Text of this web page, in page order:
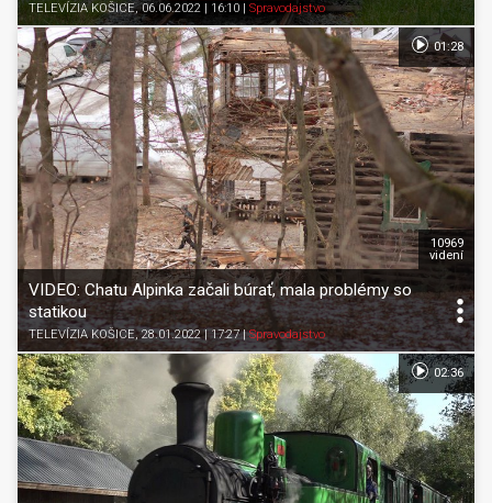
TELEVÍZIA KOŠICE, 06.06.2022 | 16:10 Spravodajstvo
VIDEO: Chatu Alpinka začali búrať, mala problémy so
statikou
TELEVÍZIA KOŠICE, 28.01.2022 | 17:27|Spravodajstvo
10969
videní
01:28
02:36